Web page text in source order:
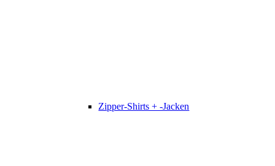
Zipper-Shirts + -Jacken